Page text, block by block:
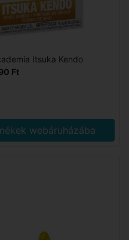
Itsuka Kendo
Ft
webáruházába